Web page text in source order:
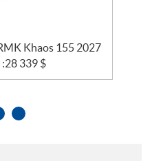
Khaos 155 2027
28 339 $